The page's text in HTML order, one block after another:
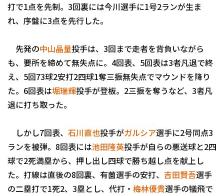
オリックス・バファローズ
打で1点を先制。3回裏には今川選手に1号2ランが生ま
れ、序盤に3点を先行した。
先発の中山晶量投手は、3回まで走者を背負いながら
も、要所を締めて無失点に。4回表、5回表は3者凡退で終
え、5回73球2安打2四球1奪三振無失点でマウンドを降り
た。6回表は堀瑞輝投手が登板。2三振を奪うなど、3者凡
退に打ち取った。
しかし7回表、 石川直也投手がガルシア選手に2号同点3
ランを被弾。8回表には池田隆英投手が自らの悪送球と2四
球で2死満塁から、押し出し四球で勝ち越し点を献上し
た。打線は直後の8回裏、有薗選手の安打、 吉田賢吾選手
の二塁打で1死2、3塁とし、代打・ 梅林優貴選手の犠飛で